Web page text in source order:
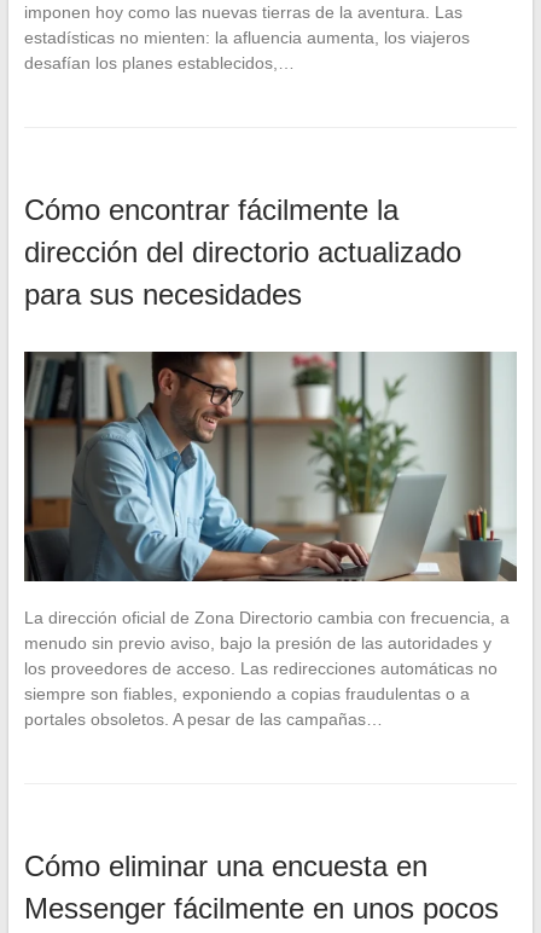
imponen hoy como las nuevas tierras de la aventura. Las
estadísticas no mienten: la afluencia aumenta, los viajeros
desafían los planes establecidos,…
Cómo encontrar fácilmente la
dirección del directorio actualizado
para sus necesidades
La dirección oficial de Zona Directorio cambia con frecuencia, a
menudo sin previo aviso, bajo la presión de las autoridades y
los proveedores de acceso. Las redirecciones automáticas no
siempre son fiables, exponiendo a copias fraudulentas o a
portales obsoletos. A pesar de las campañas…
Cómo eliminar una encuesta en
Messenger fácilmente en unos pocos